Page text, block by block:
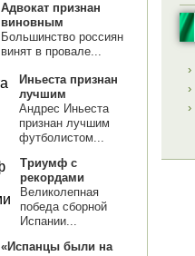
Адвокат признан
виновным
Большинство россиян
винят в провале...
Иньеста признан
лучшим
Андрес Иньеста
признан лучшим
футболистом...
Триумф с
рекордами
Великолепная
победа сборной
Испании...
«Испанцы были на
›
›
›